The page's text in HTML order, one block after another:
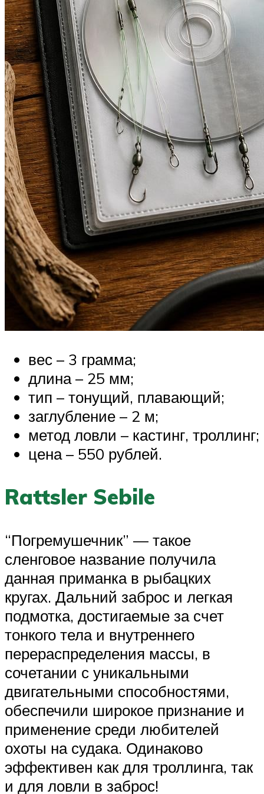
вес – 3 грамма;
длина – 25 мм;
тип – тонущий, плавающий;
заглубление – 2 м;
метод ловли – кастинг, троллинг;
цена – 550 рублей.
Rattsler Sebile
“Погремушечник” — такое
сленговое название получила
данная приманка в рыбацких
кругах. Дальний заброс и легкая
подмотка, достигаемые за счет
тонкого тела и внутреннего
перераспределения массы, в
сочетании с уникальными
двигательными способностями,
обеспечили широкое признание и
применение среди любителей
охоты на судака. Одинаково
эффективен как для троллинга, так
и для ловли в заброс!